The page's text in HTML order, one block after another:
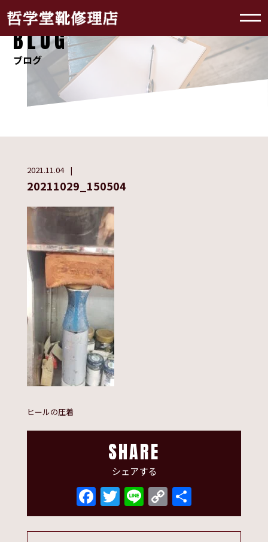
BLOG
ブログ
2021.11.04
20211029_150504
ヒールの圧着
SHARE
シェアする
Facebook
Twitter
LineCopy
Link
有